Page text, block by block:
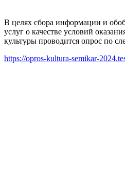
В целях сбора информации и
услуг о качестве условий
культуры проводится опрос по
https://opros-kultura-semikar-